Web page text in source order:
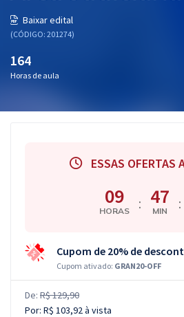
Aprovados
Atendimento
Baixar edital
(CÓDIGO: 201274)
164
Horas de aula
ESSAS OFERTAS
09
HORAS : 47
MIN :
Cupom de 20% de
Cupom ativado: GRAN20-OFF
De: R$ 129,90
Por: R$ 103,92à vista